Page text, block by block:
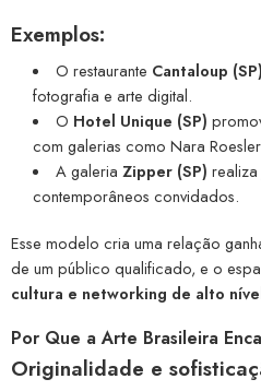
Exemplos:
O restaurante Cantaloup (SP)
fotografia e arte digital.
O Hotel Unique (SP)
com galerias como Nara
A galeria Zipper (SP) realiza
contemporâneos convidados.
Esse modelo cria uma relação
de um público qualificado, e o
cultura e networking de alto
Por Que a Arte Brasileira
Originalidade e